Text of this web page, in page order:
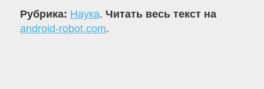
Рубрика: Наука. Читать весь текст на
android-robot.com.